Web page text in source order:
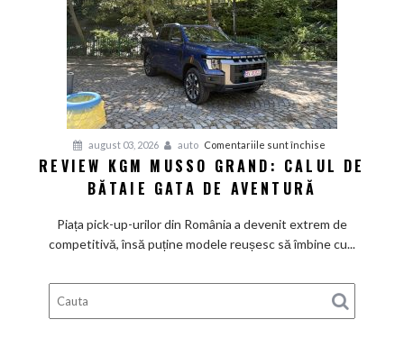
Mediterana
august 03, 2026 auto Comentariile sunt închise
Review
Grand:
Calul
bătaie
gata
de
REVIEW KGM MUSSO GRAND: CALUL DE
BĂTAIE GATA DE AVENTURĂ
Piața pick-up-urilor din România a devenit extrem de
competitivă, însă puține modele reușesc să îmbine cu...